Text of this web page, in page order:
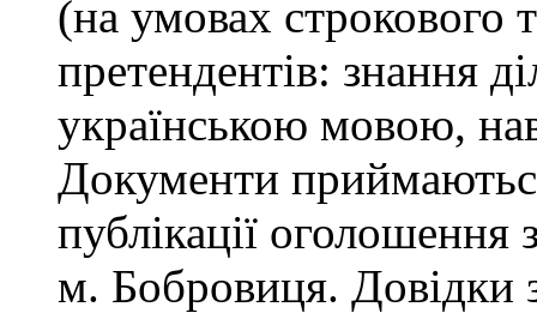
(на умовах строкового
претендентів: знання
українською мовою,
Документи
публікації
м. Бобровиця. Довідки